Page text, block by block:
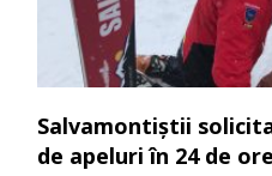
Salvamontiștii
de apeluri în 24 de ore